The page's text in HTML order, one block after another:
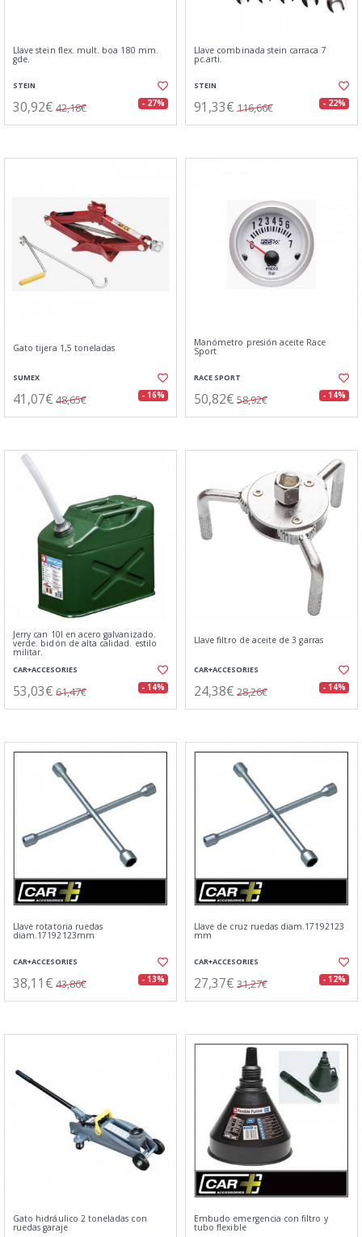
Llave stein flex. mult. boa 180 mm.
gde.
STEIN
30,92€ 42,18€ - 27%
Llave combinada stein carraca 7
pc.arti.
STEIN
91,33€ 116,66€ - 22%
Gato tijera 1,5 toneladas
SUMEX
41,07€ 48,65€ - 16%
Manómetro presión aceite Race
Sport
RACE SPORT
50,82€ 58,92€ - 14%
Jerry can 10l en acero galvanizado.
verde. bidón de alta calidad. estilo
militar.
CAR+ACCESORIES
53,03€ 61,47€ - 14%
Llave filtro de aceite de 3 garras
CAR+ACCESORIES
24,38€ 28,26€ - 14%
Llave rotatoria ruedas
diam.17192123mm
CAR+ACCESORIES
38,11€ 43,86€ - 13%
Llave de cruz ruedas diam.17192123
mm
CAR+ACCESORIES
27,37€ 31,27€ - 12%
Gato hidráulico 2 toneladas con
ruedas garaje
Embudo emergencia con filtro y
tubo flexible